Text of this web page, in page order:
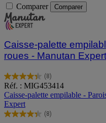
Comparer Comparer
Caisse-palette
roues - Manutan Expert
(8)
4.4
sur
5
étoiles.
8
Réf. : MIG453414
Caisse-palette empilable -
Expert
(8)
4.4